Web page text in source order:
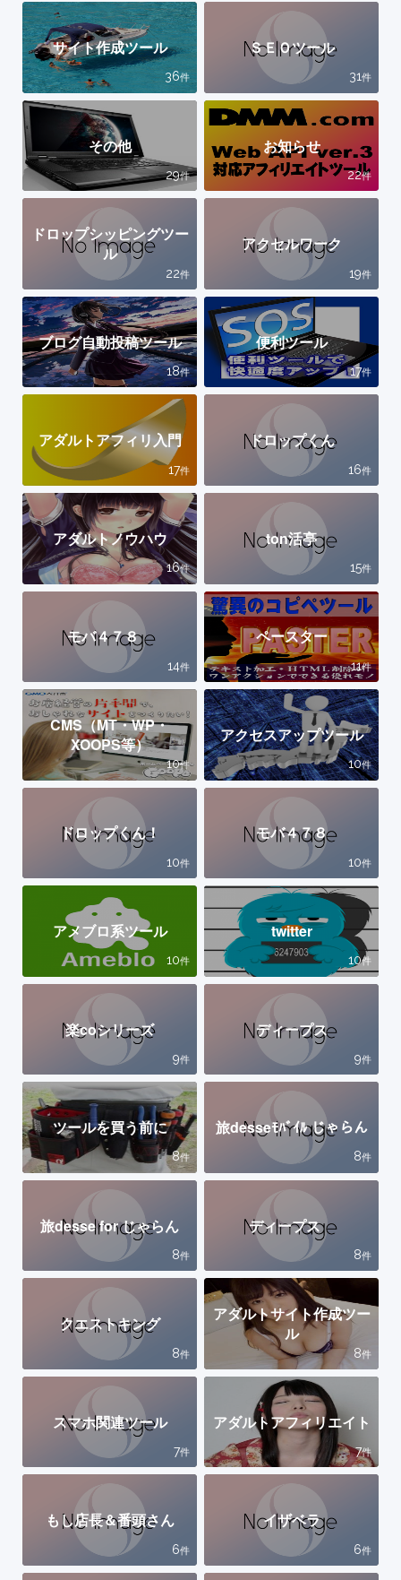
サイト作成ツール
36件
ＳＥＯツール
31件
その他
29件
お知らせ
22件
ドロップシッピングツー
ル
22件
アクセルワーク
19件
ブログ自動投稿ツール
18件
便利ツール
17件
アダルトアフィリ入門
17件
ドロップくん
16件
アダルトノウハウ
16件
ton活亭
15件
モバ４７８
14件
ペースター
11件
CMS（MT・WP・
XOOPS等）
10件
アクセスアップツール
10件
ドロップくん！
10件
モバ４７８
10件
アメブロ系ツール
10件
twitter
10件
楽coシリーズ
9件
ディープス
9件
ツールを買う前に
8件
旅desseﾓﾊﾞｲﾙ じゃらん
8件
旅desse for じゃらん
8件
ディープス
8件
クエストキング
8件
アダルトサイト作成ツー
ル
8件
スマホ関連ツール
7件
アダルトアフィリエイト
7件
もし店長＆番頭さん
6件
イザベラ
6件